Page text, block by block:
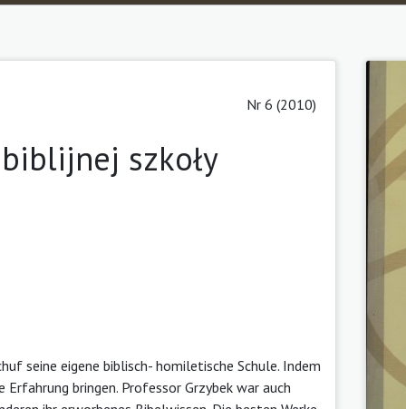
Nr 6 (2010)
szkoły
seine eigene biblisch- homiletische Schule. Indem
bringen. Professor Grzybek war auch